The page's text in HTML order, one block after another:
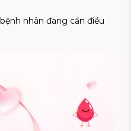
nhân đang cần điều